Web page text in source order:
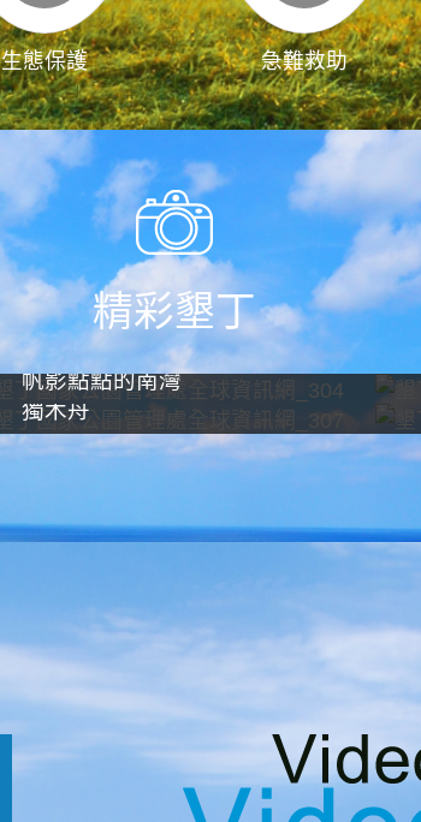
生態保護 急難救助
精彩墾丁
帆影點點的南灣
獨木舟